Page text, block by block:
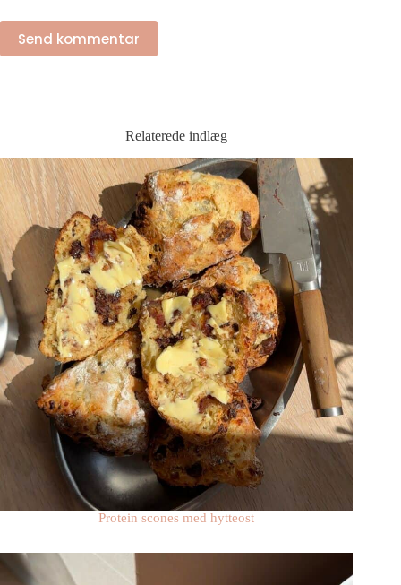
Send kommentar
Relaterede indlæg
Protein scones med hytteost